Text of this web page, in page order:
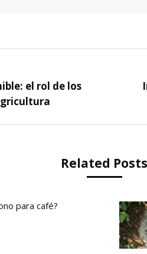
el rol de los
Related Posts
para café?